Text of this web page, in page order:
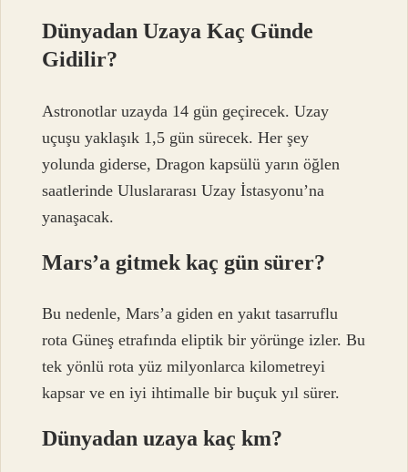
Dünyadan Uzaya Kaç Günde
Gidilir?
Astronotlar uzayda 14 gün geçirecek. Uzay
uçuşu yaklaşık 1,5 gün sürecek. Her şey
yolunda giderse, Dragon kapsülü yarın öğlen
saatlerinde Uluslararası Uzay İstasyonu’na
yanaşacak.
Mars’a gitmek kaç gün sürer?
Bu nedenle, Mars’a giden en yakıt tasarruflu
rota Güneş etrafında eliptik bir yörünge izler. Bu
tek yönlü rota yüz milyonlarca kilometreyi
kapsar ve en iyi ihtimalle bir buçuk yıl sürer.
Dünyadan uzaya kaç km?